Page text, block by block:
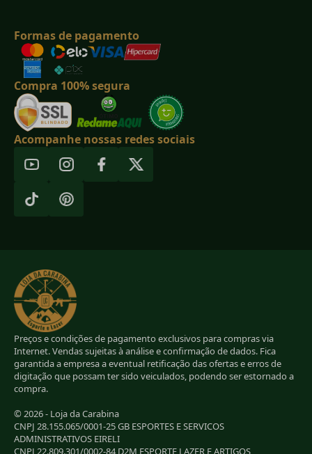
Formas de pagamento
Compra 100% segura
Acompanhe nossas redes sociais
Preços e condições de pagamento exclusivos para compras via
Internet. Vendas sujeitas à análise e confirmação de dados. Fica
garantida a empresa a eventual retificação das ofertas e erros de
digitação que possam ter sido veiculados, podendo ser estornado a
compra.
© 2026 - Loja da Carabina
CNPJ 28.155.065/0001-25 GB ESPORTES E SERVICOS
ADMINISTRATIVOS EIRELI
CNPJ 22.809.301/0002-84 D2M ESPORTE LAZER E ARTIGOS